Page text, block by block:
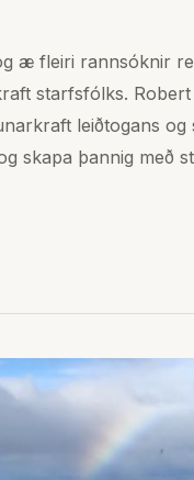
æ fleiri rannsóknir
starfsfólks.
leiðtogans og
skapa þannig með